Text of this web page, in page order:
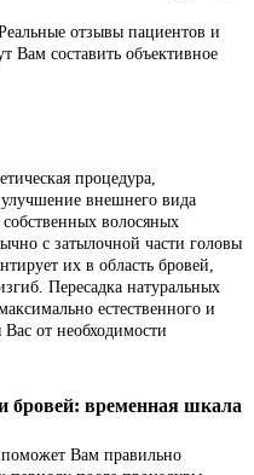
отзывы пациентов и
Вам составить объективное
процедура,
внешнего вида
волосяных
с затылочной части головы
их в область бровей,
Пересадка натуральных
естественного и
Вас от необходимости
бровей: временная шкала
Вам правильно